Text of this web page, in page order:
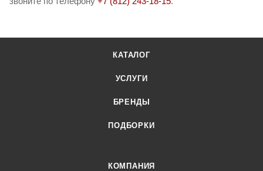
КАТАЛОГ
УСЛУГИ
БРЕНДЫ
ПОДБОРКИ
КОМПАНИЯ